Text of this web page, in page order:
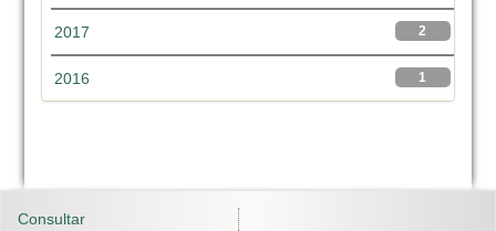
2
2017
1
2016
Consultar